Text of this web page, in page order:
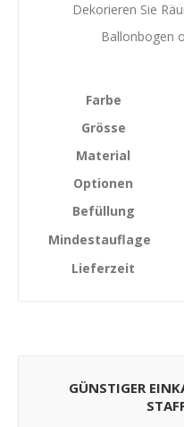
Dekorieren Sie
Ballonbogen
Farbe
Grösse
Material
Optionen
Befüllung
Mindestauflage
Lieferzeit
GÜNSTIGER